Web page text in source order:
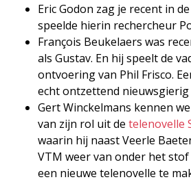
Eric Godon zag je recent in
speelde hierin rechercheur
François Beukelaers was
als Gustav. En hij speelt de
ontvoering van Phil Frisco.
echt ontzettend nieuwsgierig
Gert Winckelmans kennen
van zijn rol uit de telenovelle
waarin hij naast Veerle
VTM weer van onder het
een nieuwe telenovelle te